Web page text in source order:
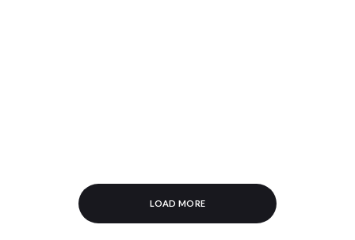
LOAD MORE